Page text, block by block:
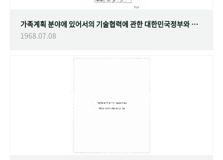
가족계획 분야에 있어서의 기술협력에 관한 대한민국정부와 스웨덴 정부간의 협정
1968.07.08